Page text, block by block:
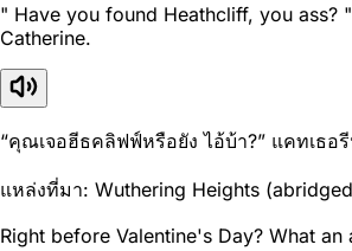
" Have you found Heathcliff, you ass?
Catherine.
“คุณเจอฮีธคลิฟฟ์หรือยัง ไอ้บ้า?” แคทเธอ
แหล่งที่มา: Wuthering Heights
Right before Valentine's Day? What an